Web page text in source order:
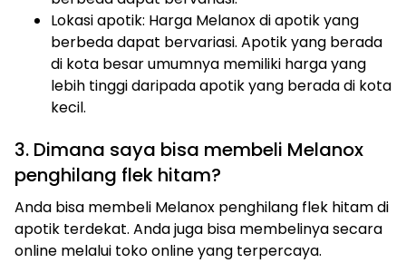
Lokasi apotik: Harga Melanox di apotik yang
berbeda dapat bervariasi. Apotik yang berada
di kota besar umumnya memiliki harga yang
lebih tinggi daripada apotik yang berada di kota
kecil.
3. Dimana saya bisa membeli Melanox
penghilang flek hitam?
Anda bisa membeli Melanox penghilang flek hitam di
apotik terdekat. Anda juga bisa membelinya secara
online melalui toko online yang terpercaya.